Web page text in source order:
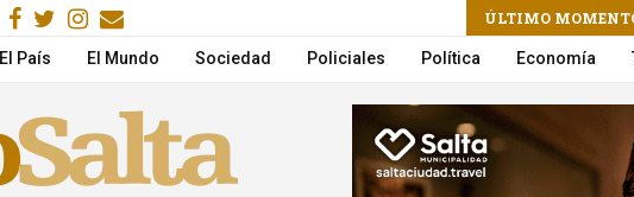
ÚLTIMO
Hidden Jack Casino gids: registratie, bonussen, betaalmethoden en mobiel voor Nederlandse
Facebook
Gorjeo
Instagram
Email
El País El Mundo Sociedad Policiales Política Economía